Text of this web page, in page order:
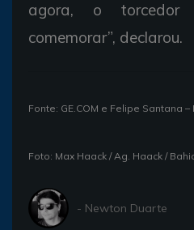
agora, o
comemorar”, declarou.
Fonte: GE.COM e Felipe Santana
Foto: Max Haack / Ag. Haack /
- Newton Duarte